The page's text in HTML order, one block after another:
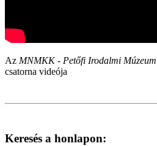
Az MNMKK - Petőfi Irodalmi Múzeum
csatorna videója
Keresés a honlapon: